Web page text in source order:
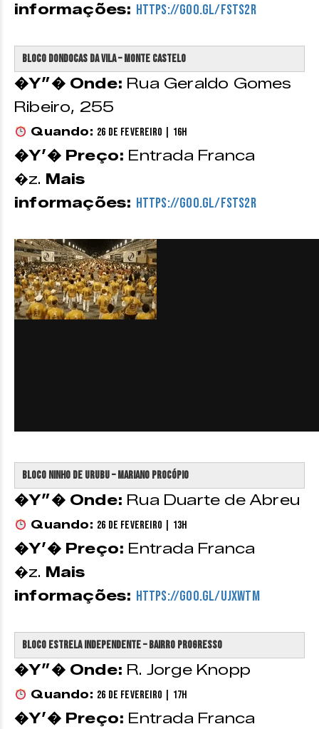
informações: https://goo.gl/FSTS2r
Bloco Dondocas da Vila – Monte Castelo
�Y”� Onde: Rua Geraldo Gomes
Ribeiro, 255
Quando: 26 de Fevereiro | 16h
�Y’� Preço: Entrada Franca
�z. Mais
informações: https://goo.gl/FSTS2r
Bloco Ninho de Urubu – Mariano Procópio
�Y”� Onde: Rua Duarte de Abreu
Quando: 26 de Fevereiro | 13h
�Y’� Preço: Entrada Franca
�z. Mais
informações: https://goo.gl/uJXwTM
Bloco Estrela Independente – Bairro Progresso
�Y”� Onde: R. Jorge Knopp
Quando: 26 de Fevereiro | 17h
�Y’� Preço: Entrada Franca